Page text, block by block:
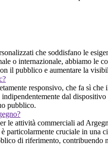
che soddisfano le
o internazionale, abbiamo le
il pubblico e aumentare la
responsivo, che fa sì
dal
pubblico.
le attività commerciali ad
particolarmente cruciale in
di riferimento,